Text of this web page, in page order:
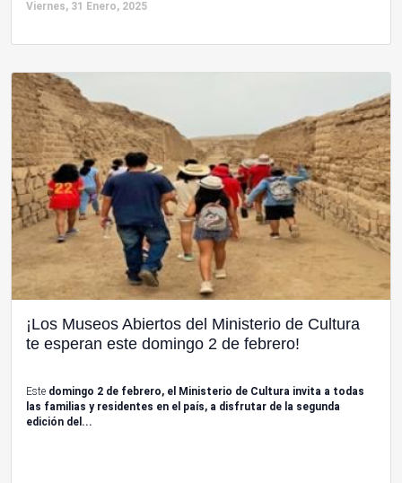
Viernes, 31 Enero, 2025
¡Los Museos Abiertos del Ministerio de Cultura
te esperan este domingo 2 de febrero!
Este domingo 2 de febrero, el Ministerio de Cultura invita a todas
las familias y residentes en el país, a disfrutar de la segunda
edición del...